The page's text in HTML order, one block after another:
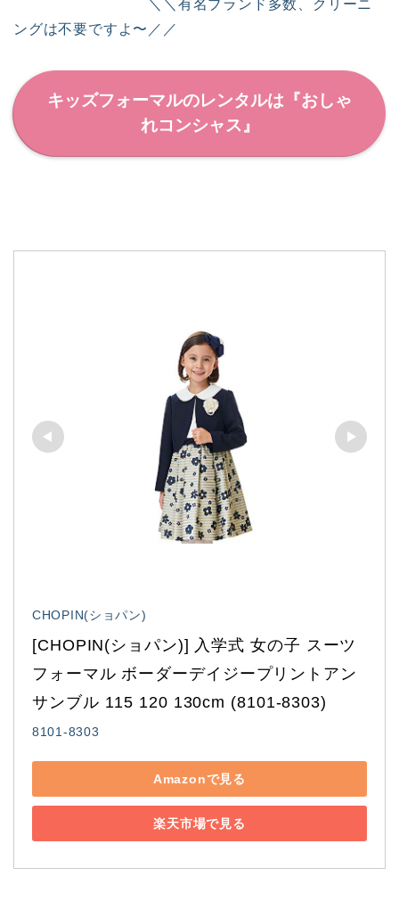
＼＼有名ブランド多数、クリーニ
ングは不要ですよ〜／／
キッズフォーマルのレンタルは『おしゃ
れコンシャス』
CHOPIN(ショパン)
[CHOPIN(ショパン)] 入学式 女の子 スーツ
フォーマル ボーダーデイジープリントアン
サンブル 115 120 130cm (8101-8303)
8101-8303
Amazonで見る
楽天市場で見る